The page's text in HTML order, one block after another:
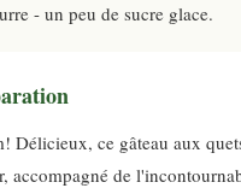
- un peu de sucre glace.
Délicieux, ce gâteau aux
accompagné de